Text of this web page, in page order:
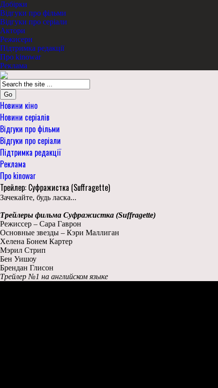
Добірки
Відгуки про фільми
Відгуки про серіали
Актори
Режисери
Підтримка редакції
Про kinowar
Реклама
Go
Новини кіно
Новини серіалів
Відгуки про фільми
Відгуки про серіали
Підтримка редакції
Реклама
Про kinowar
Трейлер: Суфражистка (Suffragette)
Зачекайте, будь ласка...
Трейлеры фильма Суфражистка (Suffragette)
Режиссер – Сара Гаврон
Основные звезды – Кэри Маллиган
Хелена Бонем Картер
Мэрил Стрип
Бен Уишоу
Брендан Глисон
Трейлер №1 на английском языке